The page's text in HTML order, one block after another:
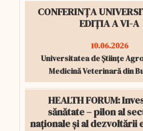
CONFERINȚA
EDIȚIA A VI-A
10.06.2026
Universitatea de Științe
Medicină Veterinară din
HEALTH FORUM:
sănătate – pilon al
naționale și al dezvoltării